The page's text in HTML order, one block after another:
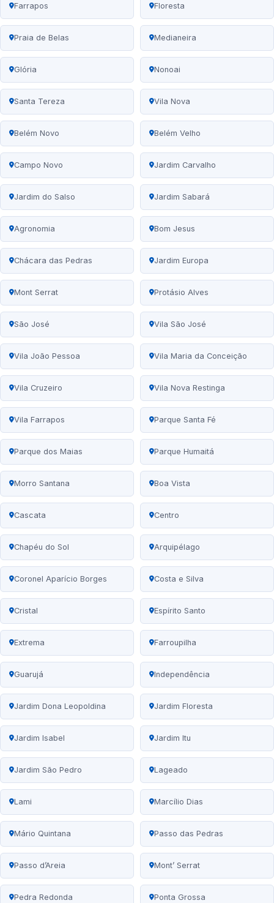
Farrapos Floresta
Praia de Belas Medianeira
Glória Nonoai
Santa Tereza Vila Nova
Belém Novo Belém Velho
Campo Novo Jardim Carvalho
Jardim do Salso Jardim Sabará
Agronomia Bom Jesus
Chácara das Pedras Jardim Europa
Mont Serrat Protásio Alves
São José Vila São José
Vila João Pessoa Vila Maria da Conceição
Vila Cruzeiro Vila Nova Restinga
Vila Farrapos Parque Santa Fé
Parque dos Maias Parque Humaitá
Morro Santana Boa Vista
Cascata Centro
Chapéu do Sol Arquipélago
Coronel Aparício Borges Costa e Silva
Cristal Espírito Santo
Extrema Farroupilha
Guarujá Independência
Jardim Dona Leopoldina Jardim Floresta
Jardim Isabel Jardim Itu
Jardim São Pedro Lageado
Lami Marcílio Dias
Mário Quintana Passo das Pedras
Passo d’Areia Mont’ Serrat
Pedra Redonda Ponta Grossa